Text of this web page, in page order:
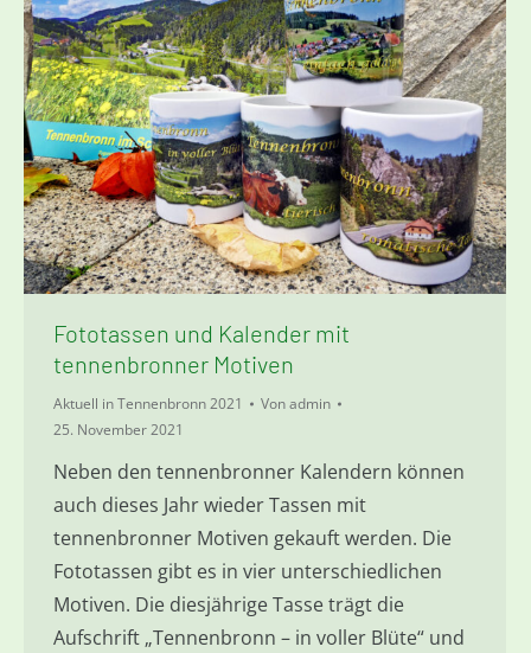
Fototassen und Kalender mit
tennenbronner Motiven
Aktuell in Tennenbronn 2021 Vonadmin
25. November 2021
Neben den tennenbronner Kalendern können
auch dieses Jahr wieder Tassen mit
tennenbronner Motiven gekauft werden. Die
Fototassen gibt es in vier unterschiedlichen
Motiven. Die diesjährige Tasse trägt die
Aufschrift „Tennenbronn – in voller Blüte“ und